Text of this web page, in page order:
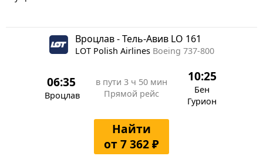
Вроцлав - Тель-Авив LO 161
LOT Polish Airlines Boeing 737-800
06:35
Вроцлав
в пути 3 ч 50 мин
Прямой рейс
10:25
Бен
Гурион
Найти
от 7 362 ₽